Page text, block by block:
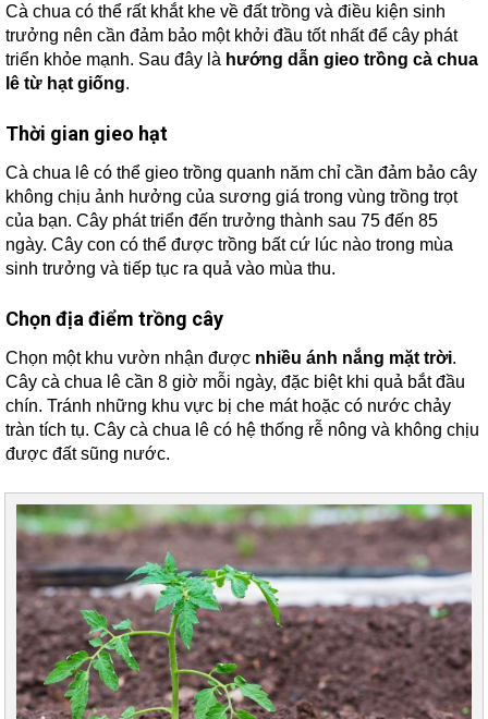
Cà chua có thể rất khắt khe về đất trồng và điều kiện sinh
trưởng nên cần đảm bảo một khởi đầu tốt nhất để cây phát
triển khỏe mạnh. Sau đây là hướng dẫn gieo trồng cà chua
lê từ hạt giống.
Thời gian gieo hạt
Cà chua lê có thể gieo trồng quanh năm chỉ cần đảm bảo cây
không chịu ảnh hưởng của sương giá trong vùng trồng trọt
của bạn. Cây phát triển đến trưởng thành sau 75 đến 85
ngày. Cây con có thể được trồng bất cứ lúc nào trong mùa
sinh trưởng và tiếp tục ra quả vào mùa thu.
Chọn địa điểm trồng cây
Chọn một khu vườn nhận được nhiều ánh nắng mặt trời.
Cây cà chua lê cần 8 giờ mỗi ngày, đặc biệt khi quả bắt đầu
chín. Tránh những khu vực bị che mát hoặc có nước chảy
tràn tích tụ. Cây cà chua lê có hệ thống rễ nông và không chịu
được đất sũng nước.